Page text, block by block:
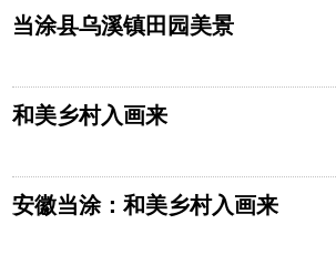
当涂县乌溪镇田园美景
和美乡村入画来
安徽当涂：和美乡村入画来